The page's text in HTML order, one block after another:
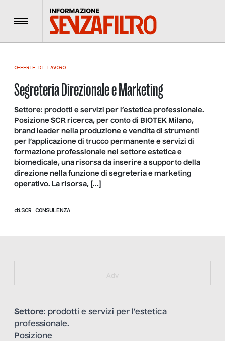
Menu
OFFERTE DI LAVORO
Segreteria Direzionale e Marketing
Settore: prodotti e servizi per l’estetica professionale.
Posizione SCR ricerca, per conto di BIOTEK Milano,
brand leader nella produzione e vendita di strumenti
per l’applicazione di trucco permanente e servizi di
formazione professionale nel settore estetica e
biomedicale, una risorsa da inserire a supporto della
direzione nella funzione di segreteria e marketing
operativo. La risorsa, […]
diSCR CONSULENZA
https://bit.ly/muster_aggiornamento
Adv
Settore: prodotti e servizi per l’estetica
professionale.
Posizione